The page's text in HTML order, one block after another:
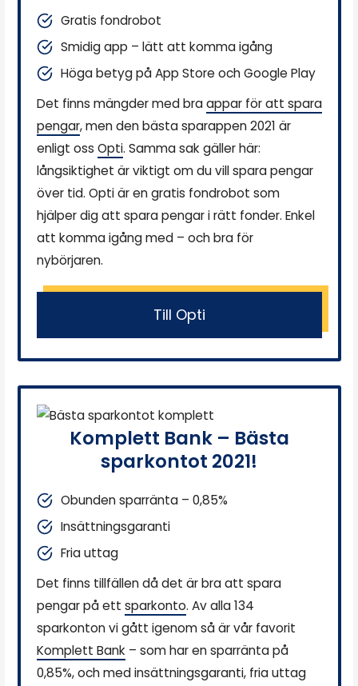
Gratis fondrobot
Smidig app – lätt att komma igång
Höga betyg på App Store och Google Play
Det finns mängder med braappar för att spara
pengar, men den bästa sparappen 2021 är
enligt oss Opti. Samma sak gäller här:
långsiktighet är viktigt om du vill spara pengar
över tid. Opti är en gratis fondrobot som
hjälper dig att spara pengar i rätt fonder. Enkel
att komma igång med – och bra för
nybörjaren.
Till Opti
Komplett Bank – Bästa
sparkontot 2021!
Obunden sparränta – 0,85%
Insättningsgaranti
Fria uttag
Det finns tillfällen då det är bra att spara
pengar på ett sparkonto. Av alla 134
sparkonton vi gått igenom så är vår favorit
Komplett Bank – som har en sparränta på
0,85%, och med insättningsgaranti, fria uttag